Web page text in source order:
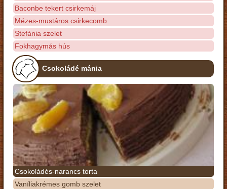
Baconbe tekert csirkemáj
Mézes-mustáros csirkecomb
Stefánia szelet
Fokhagymás hús
Csokoládé mánia
Csokoládés-narancs torta
Vaníliakrémes gomb szelet